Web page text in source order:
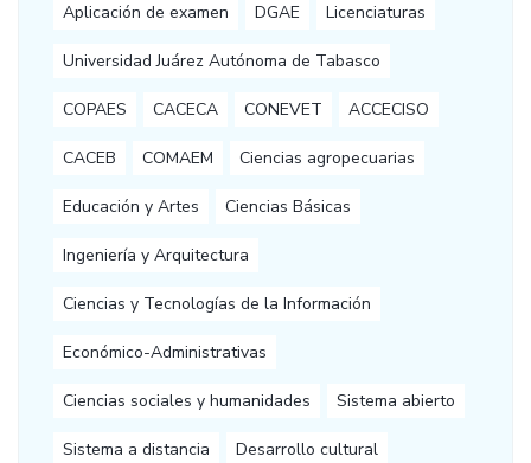
Aplicación de examen DGAE Licenciaturas
Universidad Juárez Autónoma de Tabasco
COPAES CACECA CONEVET ACCECISO
CACEB COMAEM Ciencias agropecuarias
Educación y Artes Ciencias Básicas
Ingeniería y Arquitectura
Ciencias y Tecnologías de la Información
Económico-Administrativas
Ciencias sociales y humanidades Sistema abierto
Sistema a distancia Desarrollo cultural